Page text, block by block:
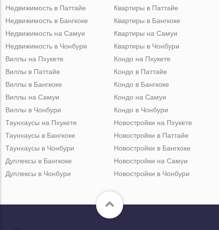
Недвижимость в Паттайе
Недвижимость в Бангкоке
Недвижимость на Самуи
Недвижимость в Чонбури
Квартиры в Паттайе
Квартиры в Бангкоке
Квартиры на Самуи
Квартиры в Чонбури
Виллы на Пхукете
Виллы в Паттайе
Виллы в Бангкоке
Виллы на Самуи
Виллы в Чонбури
Кондо на Пхукете
Кондо в Паттайе
Кондо в Бангкоке
Кондо на Самуи
Кондо в Чонбури
Таунхаусы на Пхукете
Таунхаусы в Бангкоке
Таунхаусы в Чонбури
Дуплексы в Бангкоке
Дуплексы в Чонбури
Новостройки на Пхукете
Новостройки в Паттайе
Новостройки в Бангкоке
Новостройки на Самуи
Новостройки в Чонбури